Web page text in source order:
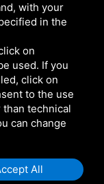
with your
in the
on
used. If you
click on
to the use
technical
can change
All
- CIR: 038006 -
Google reCAPTCHA
Door Google.